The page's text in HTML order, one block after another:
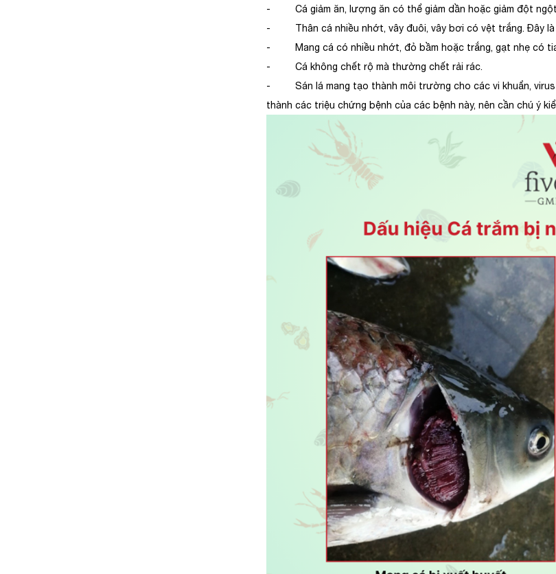
- Cá giảm ăn, lượng ăn có thể giảm dần hoặc giảm đột
- Thân cá nhiều nhớt, vây đuôi, vây bơi có vệt trắng. Đây là
- Mang cá có nhiều nhớt, đỏ bầm hoặc trắng, gạt nhẹ có
- Cá không chết rộ mà thường chết rải rác.
- Sán lá mang tạo thành môi trường cho các vi khuẩn, virus
thành các triệu chứng bệnh của các bệnh này, nên cần chú ý